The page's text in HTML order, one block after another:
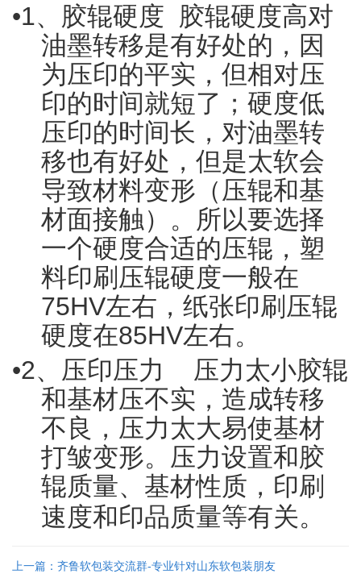
•1、胶辊硬度 胶辊硬度高对
油墨转移是有好处的，因
为压印的平实，但相对压
印的时间就短了；硬度低
压印的时间长，对油墨转
移也有好处，但是太软会
导致材料变形（压辊和基
材面接触）。所以要选择
一个硬度合适的压辊，塑
料印刷压辊硬度一般在
75HV左右，纸张印刷压辊
硬度在85HV左右。
•2、压印压力 压力太小胶辊
和基材压不实，造成转移
不良，压力太大易使基材
打皱变形。压力设置和胶
辊质量、基材性质，印刷
速度和印品质量等有关。
上一篇：齐鲁软包装交流群-专业针对山东软包装朋友